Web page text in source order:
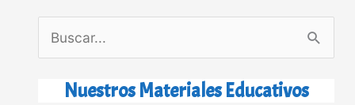
u
Nuestros Materiales Educativos